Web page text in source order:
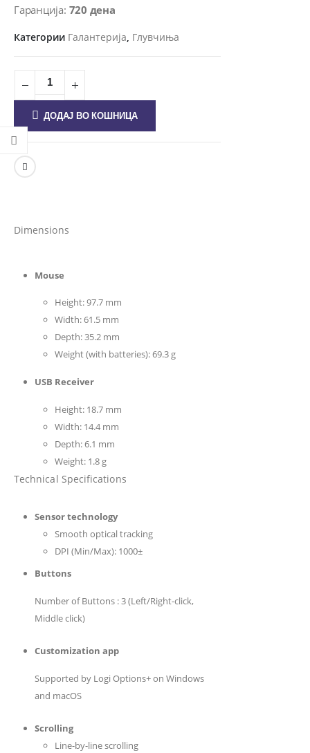
Гаранција: 720 дена
Категории Галантерија, Глувчиња
ДОДАЈ ВО КОШНИЦА
Dimensions
Mouse
Height: 97.7 mm
Width: 61.5 mm
Depth: 35.2 mm
Weight (with batteries): 69.3 g
USB Receiver
Height: 18.7 mm
Width: 14.4 mm
Depth: 6.1 mm
Weight: 1.8 g
Technical Specifications
Sensor technology
Smooth optical tracking
DPI (Min/Max): 1000±
Buttons
Number of Buttons : 3 (Left/Right-click,
Middle click)
Customization app
Supported by Logi Options+ on Windows
and macOS
Scrolling
Line-by-line scrolling